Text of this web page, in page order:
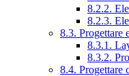
8.2.2.
8.2.3.
8.3. Progettare
8.3.1.
8.3.2.
8.4. Progettare